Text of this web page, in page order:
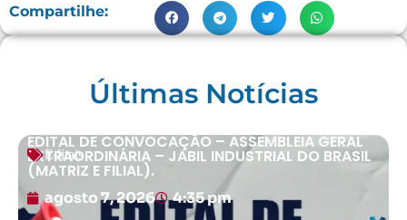
Compartilhe:
Últimas Notícias
Editais
EDITAL DE CONVOCAÇÃO – ASSEMBLEIA GERAL
EXTRAORDINÁRIA – JABIL INDUSTRIAL DO BRASIL
(MATRIZ E FILIAL).
agosto 7, 2026 4:35 pm